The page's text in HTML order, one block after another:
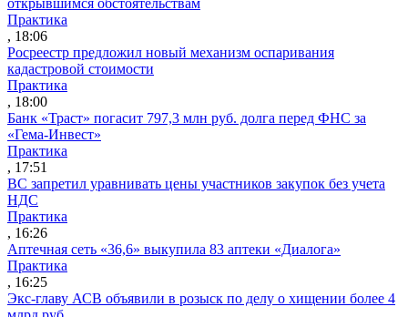
открывшимся обстоятельствам
Практика
, 18:06
Росреестр предложил новый механизм оспаривания
кадастровой стоимости
Практика
, 18:00
Банк «Траст» погасит 797,3 млн руб. долга перед ФНС за
«Гема-Инвест»
Практика
, 17:51
ВС запретил уравнивать цены участников закупок без учета
НДС
Практика
, 16:26
Аптечная сеть «36,6» выкупила 83 аптеки «Диалога»
Практика
, 16:25
Экс-главу АСВ объявили в розыск по делу о хищении более 4